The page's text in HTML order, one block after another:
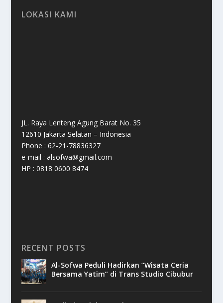
LOKASI KAMI
JL. Raya Lenteng Agung Barat No. 35
12610 Jakarta Selatan – Indonesia
Phone : 62-21-78836327
e-mail : alsofwa@gmail.com
HP : 0818 0600 8474
RECENT POSTS
Al-Sofwa Peduli Hadirkan “Wisata Ceria
Bersama Yatim” di Trans Studio Cibubur